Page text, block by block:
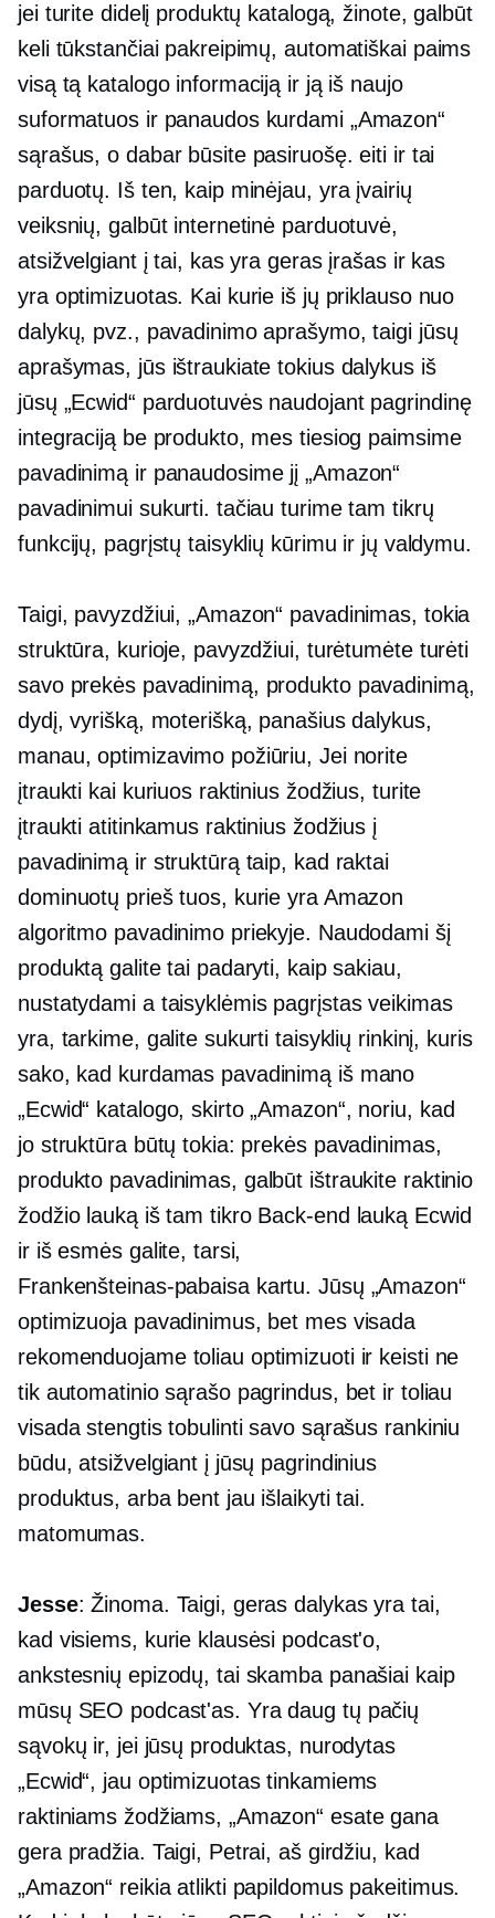
jei turite didelį produktų katalogą, žinote, galbūt
keli tūkstančiai pakreipimų, automatiškai paims
visą tą katalogo informaciją ir ją iš naujo
suformatuos ir panaudos kurdami „Amazon“
sąrašus, o dabar būsite pasiruošę. eiti ir tai
parduotų. Iš ten, kaip minėjau, yra įvairių
veiksnių, galbūt internetinė parduotuvė,
atsižvelgiant į tai, kas yra geras įrašas ir kas
yra optimizuotas. Kai kurie iš jų priklauso nuo
dalykų, pvz., pavadinimo aprašymo, taigi jūsų
aprašymas, jūs ištraukiate tokius dalykus iš
jūsų „Ecwid“ parduotuvės naudojant pagrindinę
integraciją be produkto, mes tiesiog paimsime
pavadinimą ir panaudosime jį „Amazon“
pavadinimui sukurti. tačiau turime tam tikrų
funkcijų, pagrįstų taisyklių kūrimu ir jų valdymu.
Taigi, pavyzdžiui, „Amazon“ pavadinimas, tokia
struktūra, kurioje, pavyzdžiui, turėtumėte turėti
savo prekės pavadinimą, produkto pavadinimą,
dydį, vyrišką, moterišką, panašius dalykus,
manau, optimizavimo požiūriu, Jei norite
įtraukti kai kuriuos raktinius žodžius, turite
įtraukti atitinkamus raktinius žodžius į
pavadinimą ir struktūrą taip, kad raktai
dominuotų prieš tuos, kurie yra Amazon
algoritmo pavadinimo priekyje. Naudodami šį
produktą galite tai padaryti, kaip sakiau,
nustatydami a taisyklėmis pagrįstasveikimas
yra, tarkime, galite sukurti taisyklių rinkinį, kuris
sako, kad kurdamas pavadinimą iš mano
„Ecwid“ katalogo, skirto „Amazon“, noriu, kad
jo struktūra būtų tokia: prekės pavadinimas,
produkto pavadinimas, galbūt ištraukite raktinio
žodžio lauką iš tam tikro Back-end lauką Ecwid
ir iš esmės galite, tarsi,
Frankenšteinas-pabaisakartu. Jūsų „Amazon“
optimizuoja pavadinimus, bet mes visada
rekomenduojame toliau optimizuoti ir keisti ne
tik automatinio sąrašo pagrindus, bet ir toliau
visada stengtis tobulinti savo sąrašus rankiniu
būdu, atsižvelgiant į jūsų pagrindinius
produktus, arba bent jau išlaikyti tai.
matomumas.
Jesse: Žinoma. Taigi, geras dalykas yra tai,
kad visiems, kurie klausėsi podcast'o,
ankstesnių epizodų, tai skamba panašiai kaip
mūsų SEO podcast'as. Yra daug tų pačių
sąvokų ir, jei jūsų produktas, nurodytas
„Ecwid“, jau optimizuotas tinkamiems
raktiniams žodžiams, „Amazon“ esate gana
gera pradžia. Taigi, Petrai, aš girdžiu, kad
„Amazon“ reikia atlikti papildomus pakeitimus.